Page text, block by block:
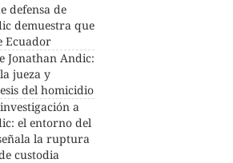
defensa de
demuestra que
Ecuador
Jonathan Andic:
jueza y
del homicidio
a
el entorno del
la ruptura
custodia